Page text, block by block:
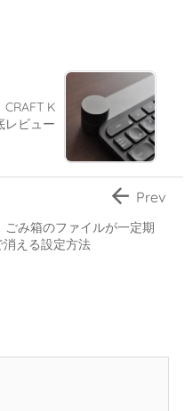
K
レビュー
ごみ箱のファイルが一定期
える設定方法
 Prev